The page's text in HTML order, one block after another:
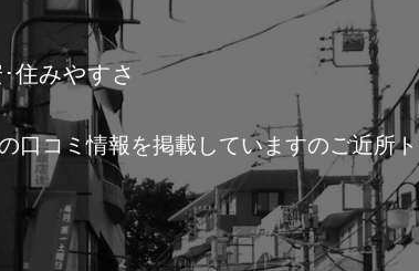
住みやすさ
口コミ情報を掲載していますのご近所